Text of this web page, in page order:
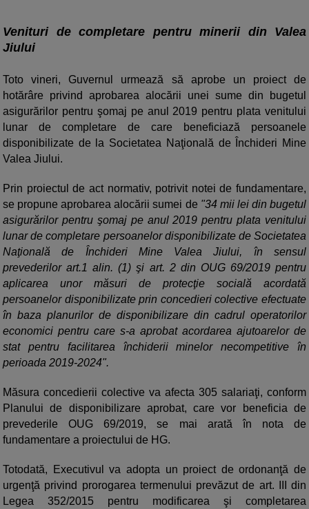
Venituri de completare pentru minerii din Valea
Jiului
Toto vineri, Guvernul urmează să aprobe un proiect de
hotărâre privind aprobarea alocării unei sume din bugetul
asigurărilor pentru şomaj pe anul 2019 pentru plata venitului
lunar de completare de care beneficiază persoanele
disponibilizate de la Societatea Naţională de Închideri Mine
Valea Jiului.
Prin proiectul de act normativ, potrivit notei de fundamentare,
se propune aprobarea alocării sumei de "34 mii lei din bugetul
asigurărilor pentru şomaj pe anul 2019 pentru plata venitului
lunar de completare persoanelor disponibilizate de Societatea
Naţională de Închideri Mine Valea Jiului, în sensul
prevederilor art.1 alin. (1) şi art. 2 din OUG 69/2019 pentru
aplicarea unor măsuri de protecţie socială acordată
persoanelor disponibilizate prin concedieri colective efectuate
în baza planurilor de disponibilizare din cadrul operatorilor
economici pentru care s-a aprobat acordarea ajutoarelor de
stat pentru facilitarea închiderii minelor necompetitive în
perioada 2019-2024".
Măsura concedierii colective va afecta 305 salariaţi, conform
Planului de disponibilizare aprobat, care vor beneficia de
prevederile OUG 69/2019, se mai arată în nota de
fundamentare a proiectului de HG.
Totodată, Executivul va adopta un proiect de ordonanţă de
urgenţă privind prorogarea termenului prevăzut de art. III din
Legea 352/2015 pentru modificarea şi completarea